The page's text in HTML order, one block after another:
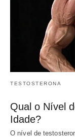
TESTOSTERONA
Qual o Nível
Idade?
O nível de